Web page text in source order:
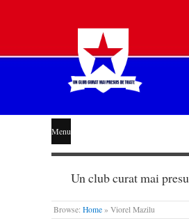
STEAUA
LIBERĂ
Menu
Un club curat mai
Browse: Home » Viorel Mazilu